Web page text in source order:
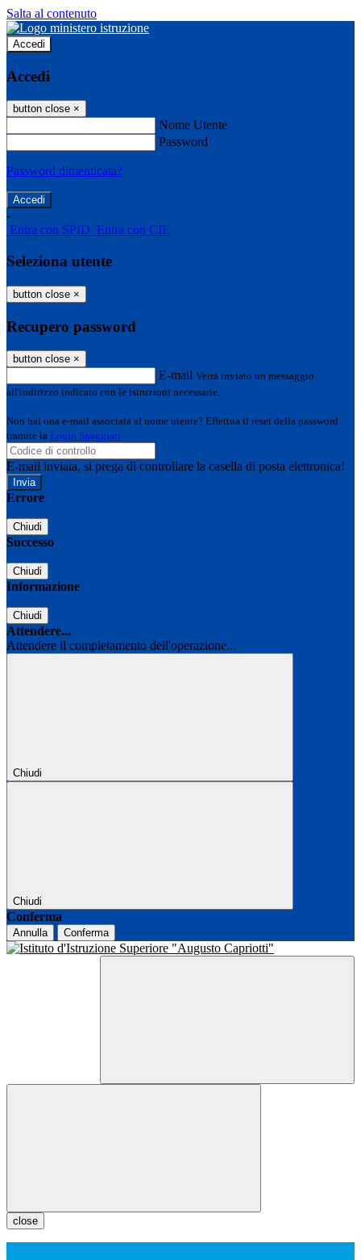
Salta al contenuto
Accedi
Accedi
button close ×
Nome Utente
Password
Password dimenticata?
-
Entra con SPID Entra con CIE
Seleziona utente
button close ×
Recupero password
button close ×
E-mail Verrà inviato un messaggio
all'indirizzo indicato con le istruzioni necessarie.
Non hai una e-mail associata al nome utente? Effettua il reset della password
tramite la Login Spaggiari
E-mail inviata, si prega di controllare la casella di posta elettronica!
Errore
Chiudi
Successo
Chiudi
Informazione
Chiudi
Attendere...
Attendere il completamento dell'operazione...
Chiudi
Chiudi
Conferma
Annulla Conferma
close